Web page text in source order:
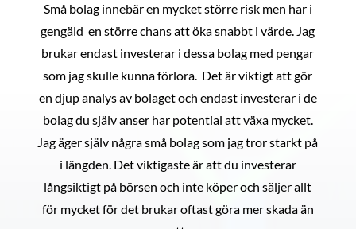
Små bolag innebär en mycket större risk men har i
gengäld en större chans att öka snabbt i värde. Jag
brukar endast investerar i dessa bolag med pengar
som jag skulle kunna förlora. Det är viktigt att gör
en djup analys av bolaget och endast investerar i de
bolag du själv anser har potential att växa mycket.
Jag äger själv några små bolag som jag tror starkt på
i längden. Det viktigaste är att du investerar
långsiktigt på börsen och inte köper och säljer allt
för mycket för det brukar oftast göra mer skada än